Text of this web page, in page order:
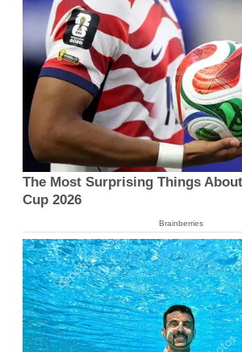
The Most Surprising Things
Cup 2026
Brainberries